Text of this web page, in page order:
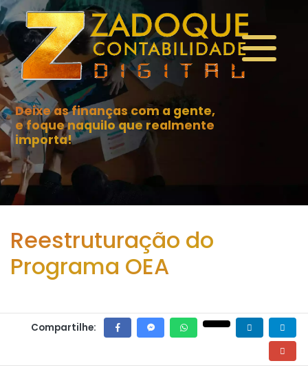
Deixe as finanças com a gente,
e foque naquilo que realmente
importa!
Reestruturação do
Programa OEA
Compartilhe: